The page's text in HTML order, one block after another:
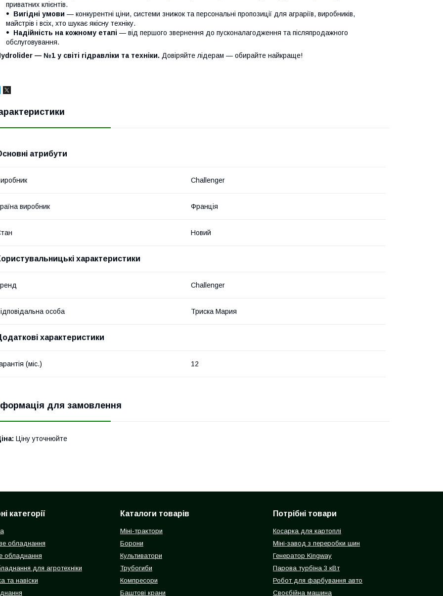
приватних клієнтів.
Вигідні умови — конкурентні ціни, системи знижок та персональні пропозиції для аграріїв, виробників,
майстрів і всіх, хто шукає якісну техніку.
Надійність на кожному етапі — від першого звернення до пусконалагодження та післяпродажного
обслуговування.
— №1 у світі гідравліки та техніки. Довіряйте лідерам — обирайте найкраще!
атрибути
Challenger
виробник Франція
Новий
характеристики
Challenger
особа Триска Мария
характеристики
(міс.) 12
для замовлення
Ціну уточнюйте
категорії
обладнання
обладнання
для агротехніки
та навіски
Каталоги товарів
Міні-трактори
Борони
Культиватори
Трубогиби
Компресори
Баштові крани
Потрібні товари
Косарка для картоплі
Міні-завод з переробки шин
Генератор Kingway
Парова турбіна 3 кВт
Робот для фарбування авто
Своєбійна машина